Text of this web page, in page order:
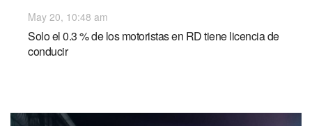
May 20, 10:48 am
Solo el 0.3 % de los motoristas en RD tiene licencia de
conducir